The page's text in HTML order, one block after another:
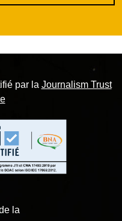
par la Journalism Trust
la